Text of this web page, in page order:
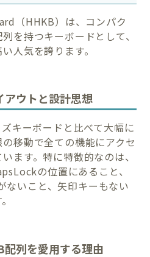
（HHKB）は、コンパク
を持つキーボードとして、
人気を誇ります。
ウトと設計思想
キーボードと比べて大幅に
移動で全ての機能にアクセ
ます。特に特徴的なのは、
の位置にあること、
いこと、矢印キーもない
列を愛用する理由